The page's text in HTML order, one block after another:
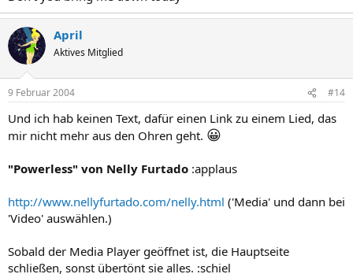
April
Aktives Mitglied
9 Februar 2004 #14
Und ich hab keinen Text, dafür einen Link zu einem Lied, das
mir nicht mehr aus den Ohren geht. 😀
"Powerless" von Nelly Furtado :applaus
http://www.nellyfurtado.com/nelly.html ('Media' und dann bei
'Video' auswählen.)
Sobald der Media Player geöffnet ist, die Hauptseite
schließen, sonst übertönt sie alles. :schiel